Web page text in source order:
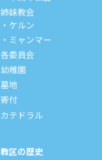
姉妹教会
ケルン
ミャンマー
各委員会
幼稚園
墓地
寄付
カテドラル
教区の歴史